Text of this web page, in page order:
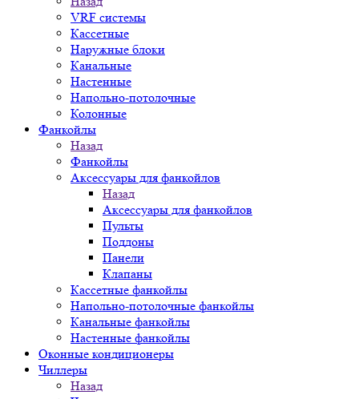
VRF системы
Кассетные
Наружные блоки
Канальные
Настенные
Напольно-потолочные
Колонные
Фанкойлы
Назад
Фанкойлы
Аксессуары для фанкойлов
Назад
Аксессуары для фанкойлов
Пульты
Поддоны
Панели
Клапаны
Кассетные фанкойлы
Напольно-потолочные фанкойлы
Канальные фанкойлы
Настенные фанкойлы
Оконные кондиционеры
Чиллеры
Назад